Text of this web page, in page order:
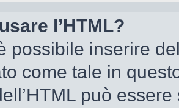
l’HTML?
possibile inserire
come tale in
può